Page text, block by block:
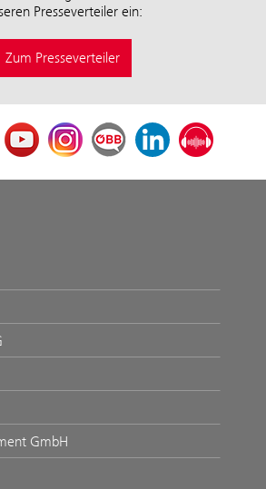
Presseverteiler ein:
Zum Presseverteiler
YoutubeInstagramÖBB Corporate Blog
LinkedInPodcast
GmbH